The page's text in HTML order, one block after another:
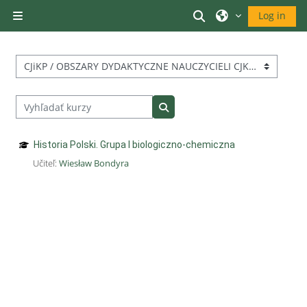
Prepnúť Log in
Kategórie kurzov
Vyhľadať kurzy
Vyhľadať kurzy
Historia Polski. Grupa I biologiczno-chemiczna
Učiteľ: Wiesław Bondyra